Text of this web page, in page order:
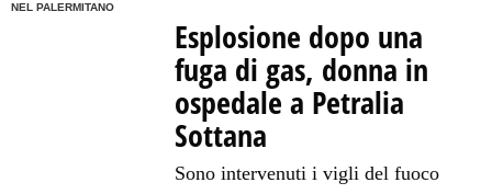
NEL PALERMITANO
Esplosione dopo una
fuga di gas, donna in
ospedale a Petralia
Sottana
Sono intervenuti i vigli del fuoco